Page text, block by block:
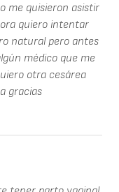
me quisieron asistir
quiero intentar
natural pero antes
médico que me
otra cesárea
gracias